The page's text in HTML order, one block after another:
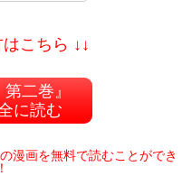
こちら ↓↓
二巻』
に読む
漫画を無料で読むことができ